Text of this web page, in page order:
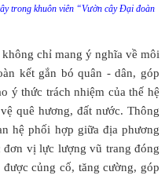
trong khuôn viên “Vườn cây Đại đoàn
chỉ mang ý nghĩa về môi
kết gắn bó quân - dân, góp
ý thức trách nhiệm của thế hệ
quê hương, đất nước. Thông
hệ phối hợp giữa địa phương
vị lực lượng vũ trang đóng
củng cố, tăng cường, góp